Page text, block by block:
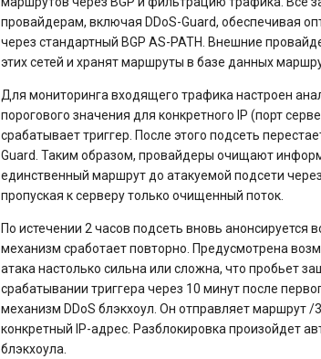
провайдерам, включая DDoS-Guard, обеспечивая
через стандартный BGP AS-PATH. Внешние
этих сетей и хранят маршруты в базе данных
Для мониторинга входящего трафика настроен
порогового значения для конкретного IP (порт
срабатывает триггер. После этого подсеть
Guard. Таким образом, провайдеры очищают
единственный маршрут до атакуемой подсети
пропуская к серверу только очищенный поток.
По истечении 2 часов подсеть вновь анонсируется
механизм сработает повторно. Предусмотрена
атака настолько сильна или сложна, что пробьет
срабатывании триггера через 10 минут после
механизм DDoS блэкхоул. Он отправляет маршрут
конкретный IP-адрес. Разблокировка произойдет
блэкхоула.